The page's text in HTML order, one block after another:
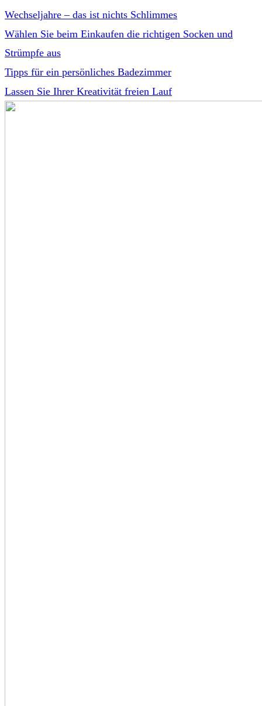
Wechseljahre – das ist nichts Schlimmes
Wählen Sie beim Einkaufen die richtigen Socken und
Strümpfe aus
Tipps für ein persönliches Badezimmer
Lassen Sie Ihrer Kreativität freien Lauf